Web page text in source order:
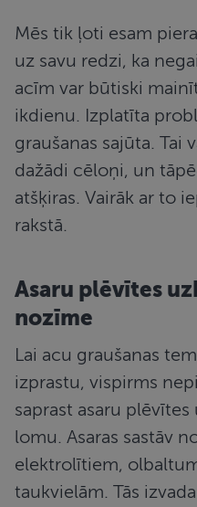
Mēs tik ļoti esam
uz savu redzi, ka
acīm var būtiski
ikdienu. Izplatīta
graušanas sajūta. Tai
dažādi cēloņi, un
atšķiras. Vairāk ar to
rakstā.
Asaru plēvītes
nozīme
Lai acu graušanas
izprastu, vispirms
saprast asaru
lomu. Asaras sastāv
elektrolītiem,
taukvielām. Tās